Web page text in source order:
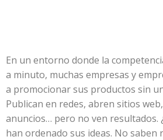
En un entorno donde la
a minuto, muchas empresas y
a promocionar sus productos sin
Publican en redes, abren sitios
anuncios… pero no ven resultados.
han ordenado sus ideas. No saben